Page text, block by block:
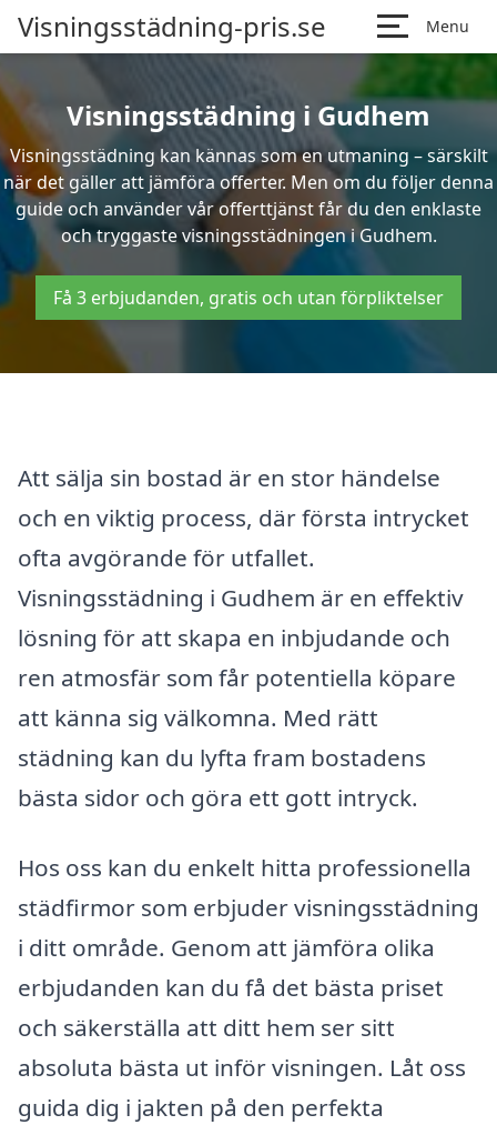
Visningsstädning-pris.se Menu
Visningsstädning i Gudhem
Visningsstädning kan kännas som en utmaning – särskilt
när det gäller att jämföra offerter. Men om du följer denna
guide och använder vår offerttjänst får du den enklaste
och tryggaste visningsstädningen i Gudhem.
Få 3 erbjudanden, gratis och utan förpliktelser
Att sälja sin bostad är en stor händelse
och en viktig process, där första intrycket
ofta avgörande för utfallet.
Visningsstädning i Gudhem är en effektiv
lösning för att skapa en inbjudande och
ren atmosfär som får potentiella köpare
att känna sig välkomna. Med rätt
städning kan du lyfta fram bostadens
bästa sidor och göra ett gott intryck.
Hos oss kan du enkelt hitta professionella
städfirmor som erbjuder visningsstädning
i ditt område. Genom att jämföra olika
erbjudanden kan du få det bästa priset
och säkerställa att ditt hem ser sitt
absoluta bästa ut inför visningen. Låt oss
guida dig i jakten på den perfekta